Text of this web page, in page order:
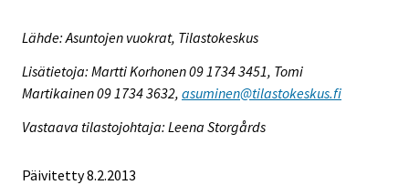
Lähde: Asuntojen vuokrat, Tilastokeskus
Lisätietoja: Martti Korhonen 09 1734 3451, Tomi
Martikainen 09 1734 3632, asuminen@tilastokeskus.fi
Vastaava tilastojohtaja: Leena Storgårds
Päivitetty 8.2.2013